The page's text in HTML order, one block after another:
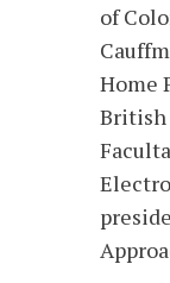
of
Home
British